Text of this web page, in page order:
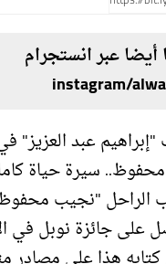
أيضا عبر انستجرام
instagram/
"إبراهيم عبد العزيز"
سيرة حياة
الراحل "نجيب
على جائزة نوبل في